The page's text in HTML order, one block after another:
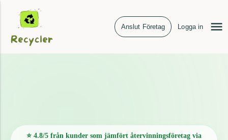
Anslut Företag Logga in
⭐ 4.8/5 från kunder som jämfört återvinningsföretag via